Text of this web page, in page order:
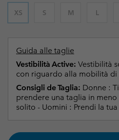
XS S M L
Guida alle taglie
Vestibilità Active: Vestibilità
con riguardo alla mobilità di
Consigli de Taglia: Donne :
prendere una taglia in
solito - Uomini : Prendi la